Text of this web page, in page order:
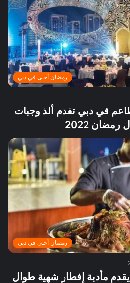
رمضان أحلى في دبي
في دبي تقدم ألذ وجبات
2022
رمضان أحلى في دبي
مأدبة إفطار شهية طوال